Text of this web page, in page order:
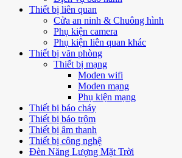
Thiết bị liên quan
Cửa an ninh & Chuông hình
Phụ kiện camera
Phụ kiện liên quan khác
Thiết bị văn phòng
Thiết bị mạng
Moden wifi
Moden mạng
Phụ kiện mạng
Thiết bị báo cháy
Thiết bị báo trộm
Thiết bị âm thanh
Thiết bị công nghệ
Đèn Năng Lượng Mặt Trời